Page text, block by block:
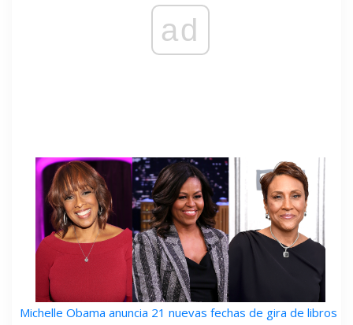
ad
Michelle Obama anuncia 21 nuevas fechas de gira de libros